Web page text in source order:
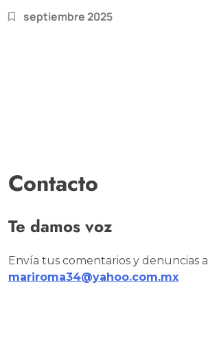
septiembre 2025
Contacto
Te damos voz
Envía tus comentarios y denuncias a
mariroma34@yahoo.com.mx